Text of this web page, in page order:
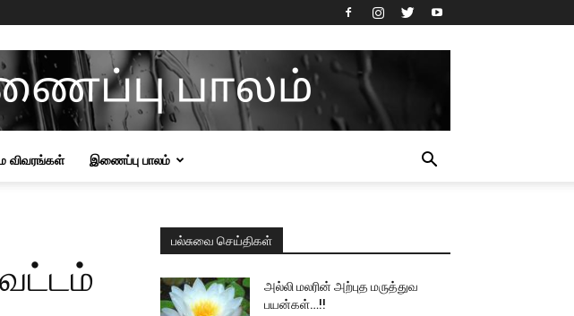
விவரங்கள் இணைப்பு பாலம்
பல்சுவை செய்திகள்
அல்லி மலரின் அற்புத மருத்துவ
பயன்கள்…!!